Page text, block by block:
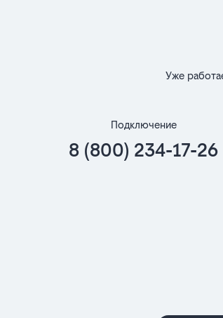
Уже
Подключение
8 (800) 234-17-26